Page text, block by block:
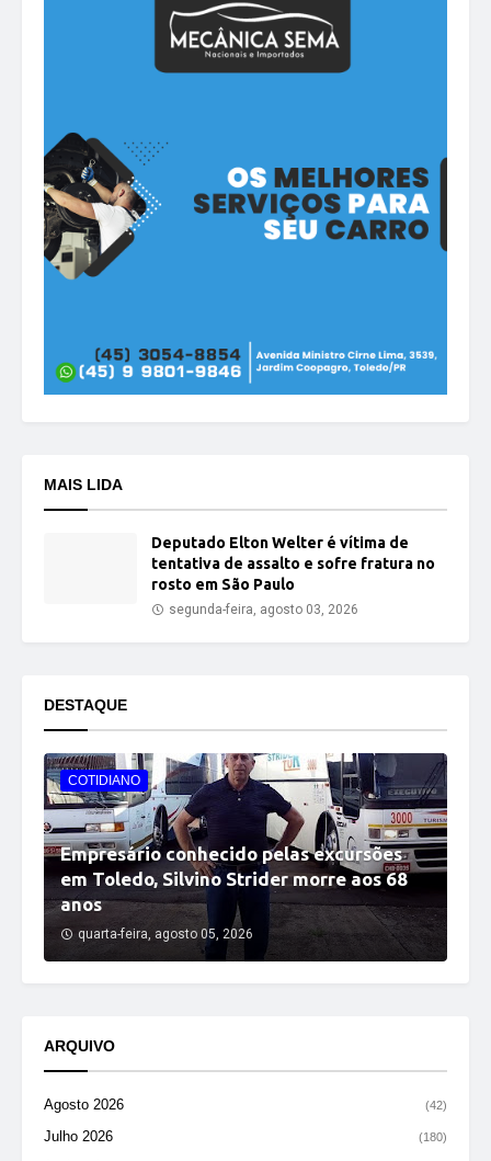
MAIS LIDA
Deputado Elton Welter é vítima de
tentativa de assalto e sofre fratura no
rosto em São Paulo
segunda-feira, agosto 03, 2026
DESTAQUE
COTIDIANO
Empresário conhecido pelas excursões
em Toledo, Silvino Strider morre aos 68
anos
quarta-feira, agosto 05, 2026
ARQUIVO
Agosto 2026 (42)
Julho 2026 (180)